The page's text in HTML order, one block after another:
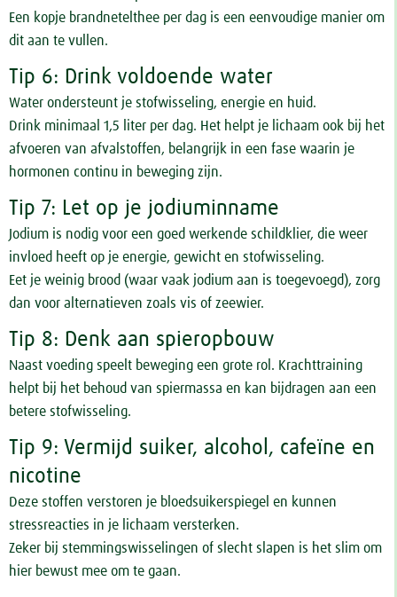
Een kopje brandnetelthee per dag is een eenvoudige manier om
dit aan te vullen.
Tip 6: Drink voldoende water
Water ondersteunt je stofwisseling, energie en huid.
Drink minimaal 1,5 liter per dag. Het helpt je lichaam ook bij het
afvoeren van afvalstoffen, belangrijk in een fase waarin je
hormonen continu in beweging zijn.
Tip 7: Let op je jodiuminname
Jodium is nodig voor een goed werkende schildklier, die weer
invloed heeft op je energie, gewicht en stofwisseling.
Eet je weinig brood (waar vaak jodium aan is toegevoegd), zorg
dan voor alternatieven zoals vis of zeewier.
Tip 8: Denk aan spieropbouw
Naast voeding speelt beweging een grote rol. Krachttraining
helpt bij het behoud van spiermassa en kan bijdragen aan een
betere stofwisseling.
Tip 9: Vermijd suiker, alcohol, cafeïne en
nicotine
Deze stoffen verstoren je bloedsuikerspiegel en kunnen
stressreacties in je lichaam versterken.
Zeker bij stemmingswisselingen of slecht slapen is het slim om
hier bewust mee om te gaan.